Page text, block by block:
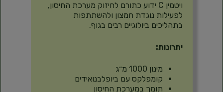
ויטמין C ידוע כתורם לחיזוק מערכת החיסון,
לפעילות נוגדת חמצון ולהשתתפות
בתהליכים ביולוגיים רבים בגוף.
יתרונות:
מינון 1000 מ״ג
קומפלקס עם ביופלבנואידים
תומך במערכת החיסון